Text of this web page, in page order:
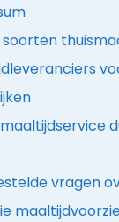
vragen